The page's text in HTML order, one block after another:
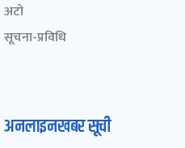
अटो
सूचना-प्रविधि
अनलाइनखबर सूची